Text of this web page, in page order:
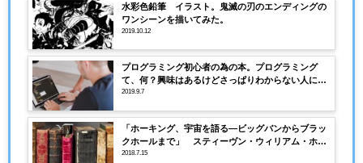
水彩色鉛筆 イラスト。鬼滅の刃のエンディングの
ワンシーンを描いてみた。
2019.10.12
プログラミング初心者の為の本。プログラミング
て、何？興味はあるけどさっぱりわからない人にお
すすめの１冊。
2019.9.7
「ホーキング、宇宙を語る―ビッグバンからブラッ
クホールまで」 スティーヴン・ウィリアム・ホー
キング
2018.7.15